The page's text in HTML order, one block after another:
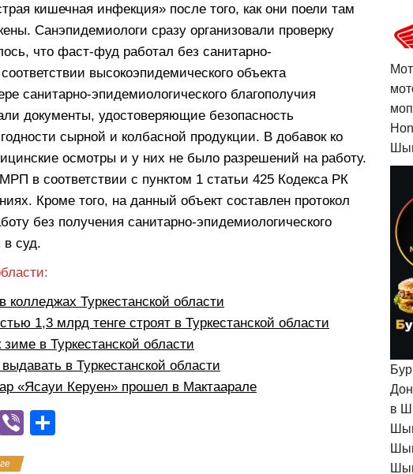
кишечная инфекция» после того, как они поели там
Санэпидемиологи сразу организовали проверку
что фаст-фуд работал без санитарно-
высокоэпидемического объекта
санитарно-эпидемиологического благополучия
документы, удостоверяющие безопасность
сырной и колбасной продукции. В добавок ко
осмотры и у них не было разрешений на работу.
в соответствии с пунктом 1 статьи 425 Кодекса РК
Кроме того, на данный объект составлен протокол
без получения санитарно-эпидемиологического
в суд.
Туркестанской области
1,3 млрд тенге строят в Туркестанской области
в Туркестанской области
в Туркестанской области
«Ясауи Керуен» прошел в Мактаарале
Vi
в